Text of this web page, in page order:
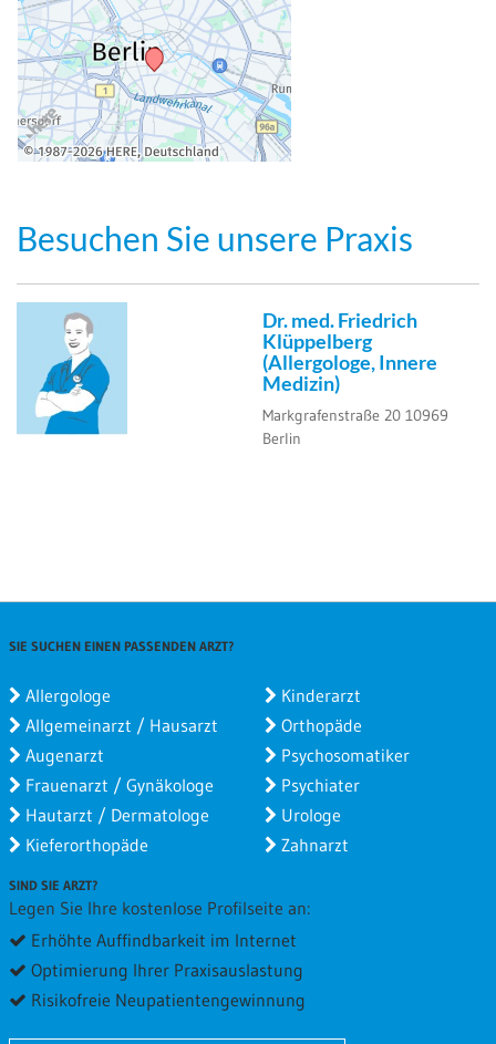
Besuchen Sie unsere Praxis
Dr. med. Friedrich
Klüppelberg
(Allergologe, Innere
Medizin)
Markgrafenstraße 20 10969
Berlin
SIE SUCHEN EINEN PASSENDEN ARZT?
Allergologe
Allgemeinarzt / Hausarzt
Augenarzt
Frauenarzt / Gynäkologe
Hautarzt / Dermatologe
Kieferorthopäde
Kinderarzt
Orthopäde
Psychosomatiker
Psychiater
Urologe
Zahnarzt
SIND SIE ARZT?
Legen Sie Ihre kostenlose Profilseite an:
Erhöhte Auffindbarkeit im Internet
Optimierung Ihrer Praxisauslastung
Risikofreie Neupatientengewinnung